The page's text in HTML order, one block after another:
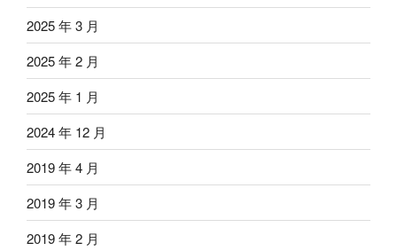
2025 年 3 月
2025 年 2 月
2025 年 1 月
2024 年 12 月
2019 年 4 月
2019 年 3 月
2019 年 2 月